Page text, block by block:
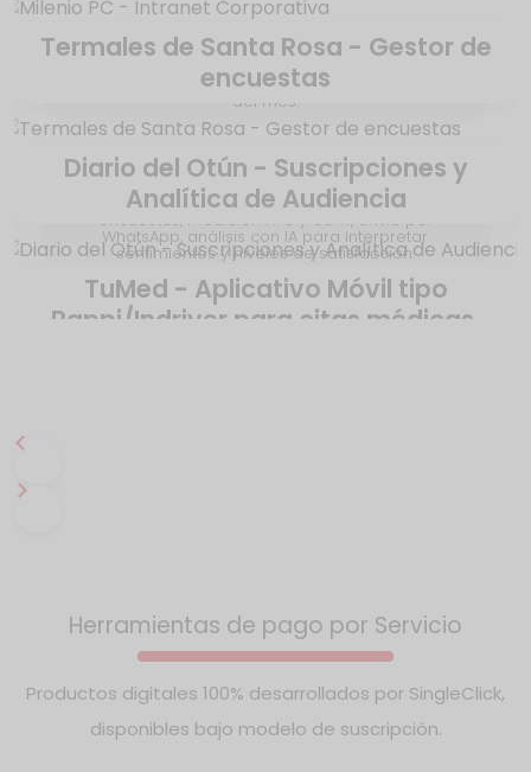
Intranet con módulo de gestión de solicitudes,
encuestas, blog, directorio, cumpleaños, empleado
del mes.
Termales de Santa Rosa - Gestor de
encuestas
Aplicativo Web a la medida para la gestión de
encuestas, medición NPS y CSAT, envío por
WhatsApp, análisis con IA para interpretar
sentimientos y niveles de satisfacción.
Diario del Otún - Suscripciones y
Analítica de Audiencia
TuMed - Aplicativo Móvil tipo
Rappi/Indriver para citas médicas.
Herramientas de pago por Servicio
Productos digitales 100% desarrollados por SingleClick,
disponibles bajo modelo de suscripción.